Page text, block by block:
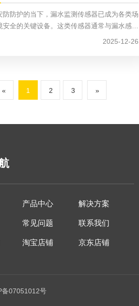
防防护的当下，漏水监测传感器已成为各类场
全的关键设备。这类传感器通常与漏水感应
主要分为定位式与非定位式两大类型，二者在
2025-12-26
« 1 2 3 »
产品中心 解决方案
常见问题 联系我们
淘宝店铺 京东店铺
备07051012号